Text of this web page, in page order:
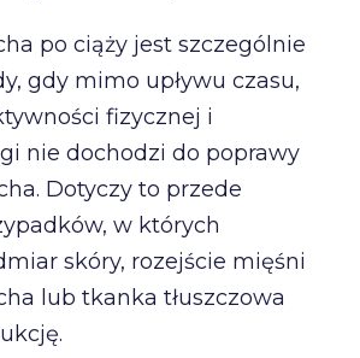
po ciąży jest szczególnie
gdy mimo upływu czasu,
fizycznej i
nie dochodzi do poprawy
Dotyczy to przede
w których
skóry, rozejście mięśni
lub tkanka tłuszczowa